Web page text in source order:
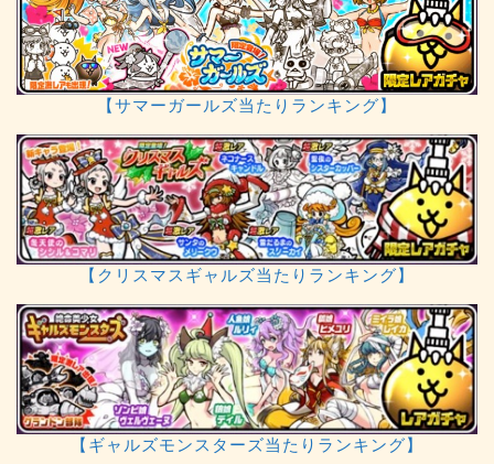
【サマーガールズ当たりランキング】
【クリスマスギャルズ当たりランキング】
【ギャルズモンスターズ当たりランキング】